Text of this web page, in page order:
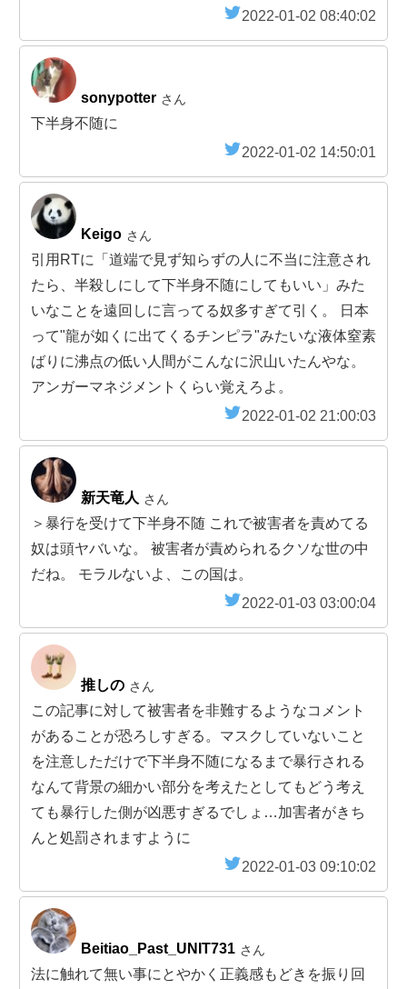
2022-01-02 08:40:02
sonypotter さん
下半身不随に
2022-01-02 14:50:01
Keigo さん
引用RTに「道端で見ず知らずの人に不当に注意され
たら、半殺しにして下半身不随にしてもいい」みた
いなことを遠回しに言ってる奴多すぎて引く。 日本
って"龍が如くに出てくるチンピラ"みたいな液体窒素
ばりに沸点の低い人間がこんなに沢山いたんやな。
アンガーマネジメントくらい覚えろよ。
2022-01-02 21:00:03
新天竜人 さん
＞暴行を受けて下半身不随 これで被害者を責めてる
奴は頭ヤバいな。 被害者が責められるクソな世の中
だね。 モラルないよ、この国は。
2022-01-03 03:00:04
推しの さん
この記事に対して被害者を非難するようなコメント
があることが恐ろしすぎる。マスクしていないこと
を注意しただけで下半身不随になるまで暴行される
なんて背景の細かい部分を考えたとしてもどう考え
ても暴行した側が凶悪すぎるでしょ…加害者がきち
んと処罰されますように
2022-01-03 09:10:02
Beitiao_Past_UNIT731 さん
法に触れて無い事にとやかく正義感もどきを振り回